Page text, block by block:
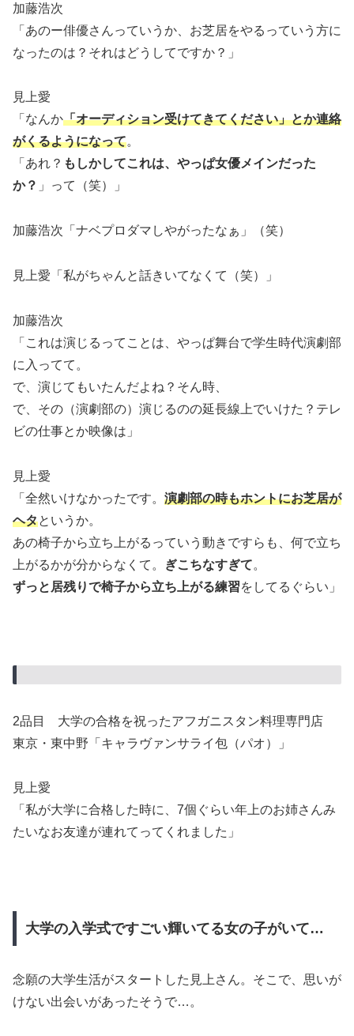
加藤浩次
「あのー俳優さんっていうか、お芝居をやるっていう方に
なったのは？それはどうしてですか？」
見上愛
「なんか「オーディション受けてきてください」とか連絡
がくるようになって。
「あれ？ もしかしてこれは、やっぱ女優メインだった
か？ 」って（笑）」
加藤浩次「ナベプロダマしやがったなぁ」（笑）
見上愛「私がちゃんと話きいてなくて（笑）」
加藤浩次
「これは演じるってことは、やっぱ舞台で学生時代演劇部
に入ってて。
で、演じてもいたんだよね？そん時、
で、その（演劇部の）演じるのの延長線上でいけた？テレ
ビの仕事とか映像は」
見上愛
「全然いけなかったです。 演劇部の時もホントにお芝居が
ヘタというか。
あの椅子から立ち上がるっていう動きですらも、何で立ち
上がるかが分からなくて。
ぎこちなすぎて。
ずっと居残りで椅子から立ち上がる練習をしてるぐらい」
2品目 大学の合格を祝ったアフガニスタン料理専門店
東京・東中野「キャラヴァンサライ包（パオ）」
見上愛
「私が大学に合格した時に、7個ぐらい年上のお姉さんみ
たいなお友達が連れてってくれました」
大学の入学式ですごい輝いてる女の子がいて…
念願の大学生活がスタートした見上さん。そこで、思いが
けない出会いがあったそうで…。